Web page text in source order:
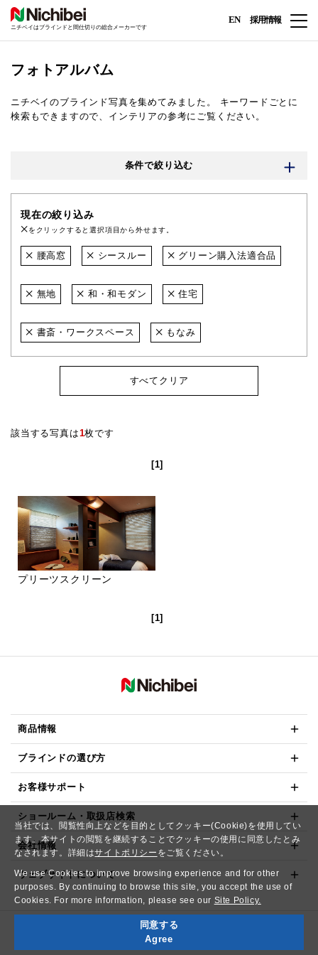
当社では、閲覧性向上などを目的としてクッキー(Cookie)を使用してい
ます。本サイトの閲覧を継続することでクッキーの使用に同意したとみ
なされます。詳細はサイトポリシー をご覧ください。
We use Cookies to improve browsing experience and for other
purposes. By continuing to browse this site, you accept the use of
Cookies. For more information, please see our Site Policy.
同意する
Agree
ニチベイはブラインドと間仕切りの総合メーカーです
EN 採用情報
フォトアルバム
ニチベイのブラインド写真を集めてみました。
キーワードごとに
検索もできますので、インテリアの参考にご覧ください。
条件で絞り込む
現在の絞り込み
をクリックすると選択項目から外せます。
腰高窓 シースルー グリーン購入法適合品
無地 和・和モダン 住宅
書斎・ワークスペース もなみ
すべてクリア
該当する写真は1枚です
[1]
プリーツスクリーン
[1]
商品情報
ブラインドの選び方
お客様サポート
ショールーム・取扱店検索
会社情報
ウェブサイトについて
Copyright© NICHIBEI CO.,LTD. All Rights Reserved.